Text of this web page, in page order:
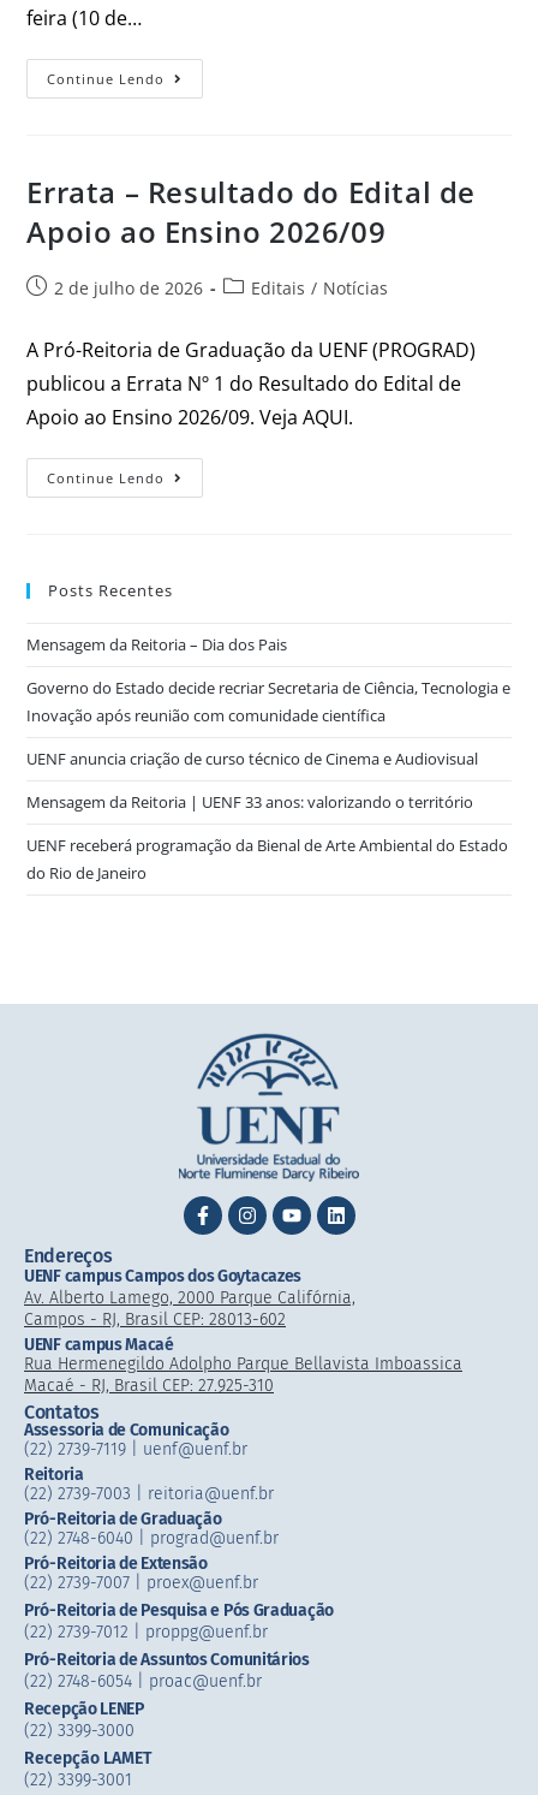
feira (10 de…
Continue Lendo
Errata – Resultado do Edital de
Apoio ao Ensino 2026/09
2 de julho de 2026 Editais / Notícias
A Pró-Reitoria de Graduação da UENF (PROGRAD)
publicou a Errata Nº 1 do Resultado do Edital de
Apoio ao Ensino 2026/09. Veja AQUI.
Continue Lendo
Posts Recentes
Mensagem da Reitoria – Dia dos Pais
Governo do Estado decide recriar Secretaria de Ciência, Tecnologia e
Inovação após reunião com comunidade científica
UENF anuncia criação de curso técnico de Cinema e Audiovisual
Mensagem da Reitoria | UENF 33 anos: valorizando o território
UENF receberá programação da Bienal de Arte Ambiental do Estado
do Rio de Janeiro
Endereços
UENF campus Campos dos Goytacazes
Av. Alberto Lamego, 2000 Parque Califórnia,
Campos - RJ, Brasil CEP: 28013-602
UENF campus Macaé
Rua Hermenegildo Adolpho Parque Bellavista Imboassica
Macaé - RJ, Brasil CEP: 27.925-310
Contatos
Assessoria de Comunicação
(22) 2739-7119 | uenf@uenf.br
Reitoria
(22) 2739-7003 |​ reitoria@uenf.br
Pró-Reitoria de Graduação
(22) 2748-6040 | prograd@uenf.br
Pró-Reitoria de Extensão
(22) 2739-7007​ | proex@uenf.br
Pró-Reitoria de Pesquisa e Pós Graduação
(22) 2739-7012 | proppg@uenf.br
Pró-Reitoria de Assuntos Comunitários
(22) 2748-6054​ | proac@uenf.br
Recepção LENEP
(22) 3399-3000
Recepção LAMET
(22) 3399-3001